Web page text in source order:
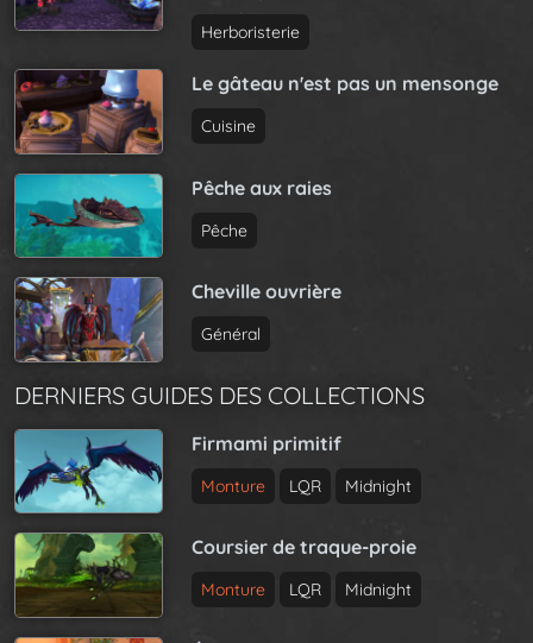
Herboristerie
Le gâteau n'est pas un mensonge
Cuisine
Pêche aux raies
Pêche
Cheville ouvrière
Général
DERNIERS GUIDES DES COLLECTIONS
Firmami primitif
Monture LQR Midnight
Coursier de traque-proie
Monture LQR Midnight